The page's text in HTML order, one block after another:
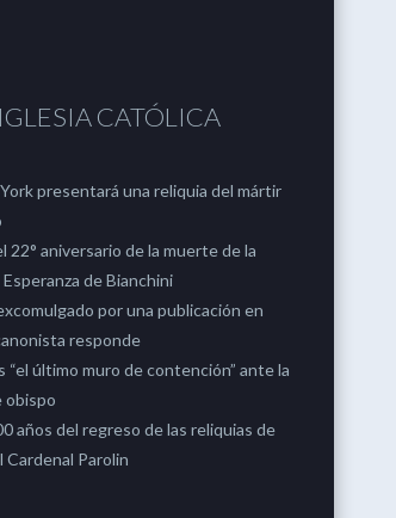
CATÓLICA
presentará una reliquia del mártir
22° aniversario de la muerte de la
de Bianchini
por una publicación en
responde
“el último muro de contención” ante la
obispo
años del regreso de las reliquias de
Cardenal Parolin